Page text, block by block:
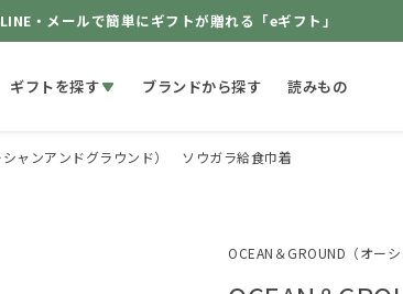
LINE・メールで簡単にギフトが贈れる「eギフト」
ギフトを探す ブランドから探す 読みもの
シャンアンドグラウンド） ソウガラ給食巾着
OCEAN＆GROUND（オー